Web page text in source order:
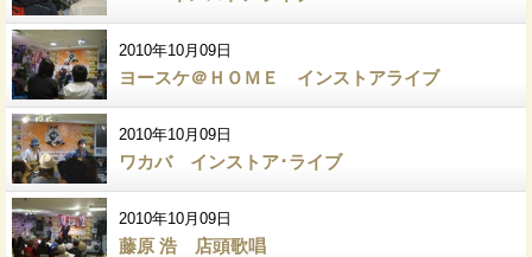
2010年10月09日
ヨースケ＠ＨＯＭＥ インストアライブ
2010年10月09日
ワカバ インストア･ライブ
2010年10月09日
藤原 浩 店頭歌唱